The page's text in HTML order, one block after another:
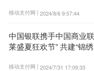
移动支付网 | 2024/8/6 9:57:44
中国银联携手中国商业
莱盛夏狂欢节” 共建“锦
移动支付网 | 2024/7/31 17:09:33